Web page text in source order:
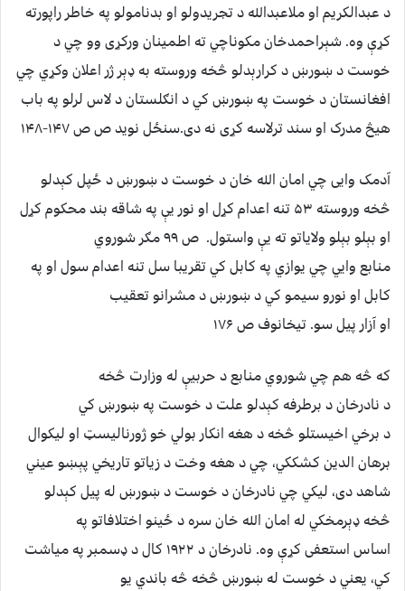
د عبدالکریم او ملاعبدالله د تجریدولو او بدنامولو په خاطر راپورته
کړې وه. شېراحمدخان مکوناچي ته اطمینان ورکړی وو چي د
خوست د ښورښ د کرارېدلو څخه وروسته به ډېر ژر اعلان وکړي چي
افغانستان د خوست په ښورښ کي د انګلستان د لاس لرلو په باب
هیڅ مدرک او سند ترلاسه کړی نه دی.سنځل نوید ص ص ۱۴۷-۱۴۸
آدمک وايی چي امان الله خان د خوست د ښورښ د ځپل کېدلو
څخه وروسته ۵۳ تنه اعدام کړل او نور یې په شاقه بند محکوم کړل
او بېلو بېلو ولایاتو ته یې واستول. ص ۹۹ مګر شوروي
منابع وايي چي یوازي په کابل کي تقریبا سل تنه اعدام سول او په
کابل او نورو سیمو کي د ښورښ د مشرانو تعقیب
او آزار پیل سو. تیخانوف ص ۱۷۶
که څه هم چي شوروي منابع د حربیې له وزارت څخه
د نادرخان د برطرفه کېدلو علت د خوست په ښورښ کي
د برخي اخیستلو څخه د هغه انکار بولي خو ژورنالیسټ او لیکوال
برهان الدین کشککي، چي د هغه وخت د زیاتو تاریخي پېښو عیني
شاهد دی، لیکي چي نادرخان د خوست د ښورښ له پیل کېدلو
څخه ډېرمخکي له امان الله خان سره د ځینو اختلافاتو په
اساس استعفی کړې وه. نادرخان د ۱۹۲۲ کال د ډسمبر په میاشت
کي، یعني د خوست له ښورښ څخه څه باندي یو